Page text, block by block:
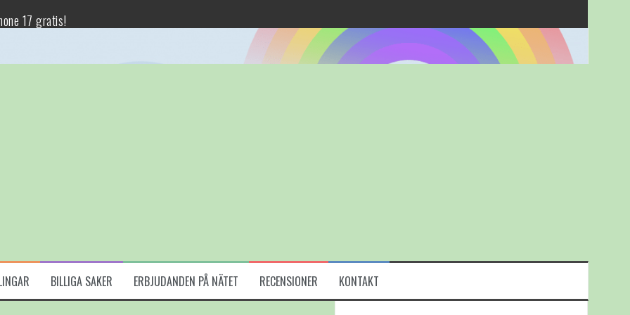
17 gratis!
BILLIGA SAKER ERBJUDANDEN PÅ NÄTET RECENSIONER KONTAKT